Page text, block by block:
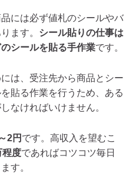
には必ず値札のシールやバ
ます。 シール貼りの仕事は
シールを貼る手作業です。
は、受注先から商品とシー
貼る作業を行うため、ある
なければいけません。
2円 です。高収入を望むこ
程度であればコツコツ毎日
す。